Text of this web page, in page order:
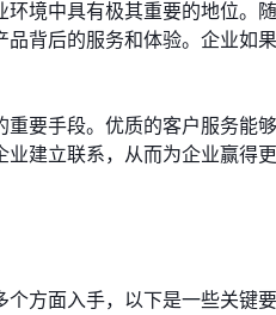
境中具有极其重要的地位。
背后的服务和体验。企业如
要手段。优质的客户服务能
建立联系，从而为企业赢得
方面入手，以下是一些关键要